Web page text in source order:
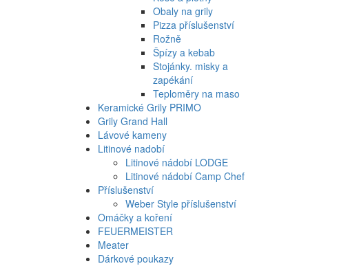
Obaly na grily
Pizza příslušenství
Rožně
Špízy a kebab
Stojánky. misky a
zapékání
Teploměry na maso
Keramické Grily PRIMO
Grily Grand Hall
Lávové kameny
Litinové nadobí
Litinové nádobí LODGE
Litinové nádobí Camp Chef
Příslušenství
Weber Style příslušenství
Omáčky a koření
FEUERMEISTER
Meater
Dárkové poukazy